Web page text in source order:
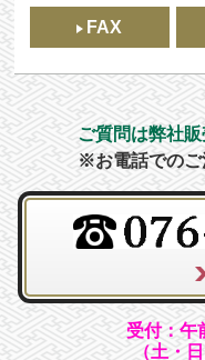
FAX
ご質問は弊社
※お電話でのご
受付：午
（土・